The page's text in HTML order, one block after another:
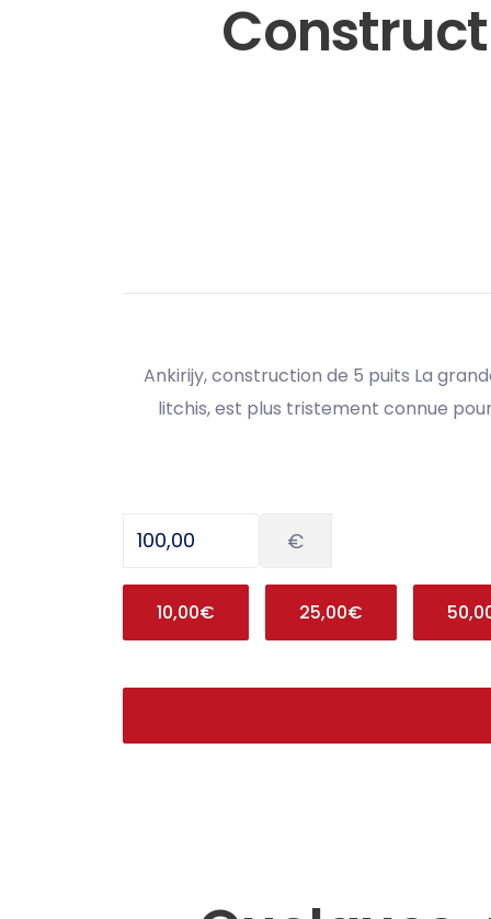
Ankirijy, construction de 5 puits La
litchis, est plus tristement connue
€
10,00€ 25,00€